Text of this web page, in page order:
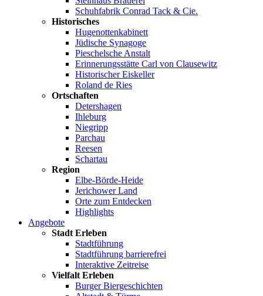
Schuhfabrik Conrad Tack & Cie.
Historisches
Hugenottenkabinett
Jüdische Synagoge
Pieschelsche Anstalt
Erinnerungsstätte Carl von Clausewitz
Historischer Eiskeller
Roland de Ries
Ortschaften
Detershagen
Ihleburg
Niegripp
Parchau
Reesen
Schartau
Region
Elbe-Börde-Heide
Jerichower Land
Orte zum Entdecken
Highlights
Angebote
Stadt Erleben
Stadtführung
Stadtführung barrierefrei
Interaktive Zeitreise
Vielfalt Erleben
Burger Biergeschichten